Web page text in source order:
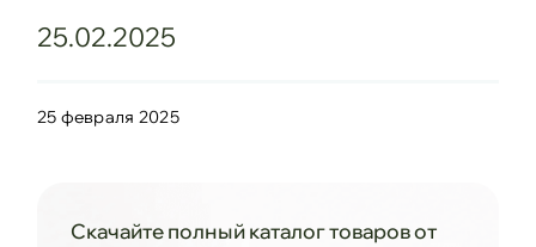
25.02.2025
25 февраля 2025
Скачайте полный каталог товаров от